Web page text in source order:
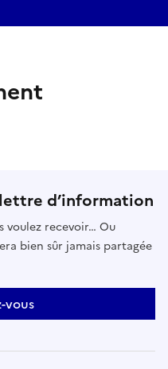
d’information
voulez recevoir… Ou
bien sûr jamais partagée
vous